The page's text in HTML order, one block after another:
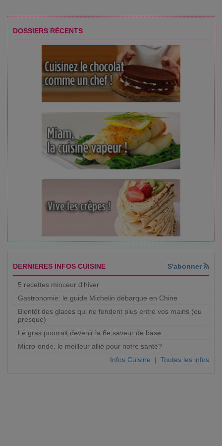
DOSSIERS RÉCENTS
DERNIERES INFOS CUISINE S'abonner
5 recettes minceur d'hiver
Gastronomie: le guide Michelin débarque en Chine
Bientôt des glaces qui ne fondent plus entre vos mains (ou
presque)
Le gras pourrait devenir la 6e saveur de base
Micro-onde, le meilleur allié pour notre santé?
Infos Cuisine | Toutes les infos